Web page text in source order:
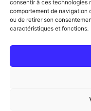
consentir à ces technologies
comportement de navigation
ou de retirer son
caractéristiques et fonctions.
C’est pour cette
orienter vers la
Pour certains
calculateurs
désinsectisation